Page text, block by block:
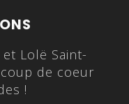
Lolë Saint-
de coeur
!